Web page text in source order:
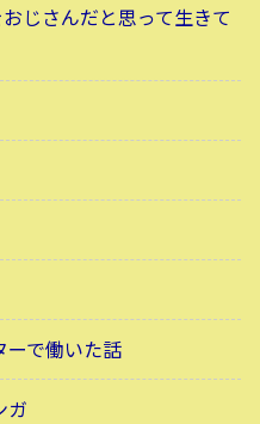
じさんだと思って生きて
ーで働いた話
ガ